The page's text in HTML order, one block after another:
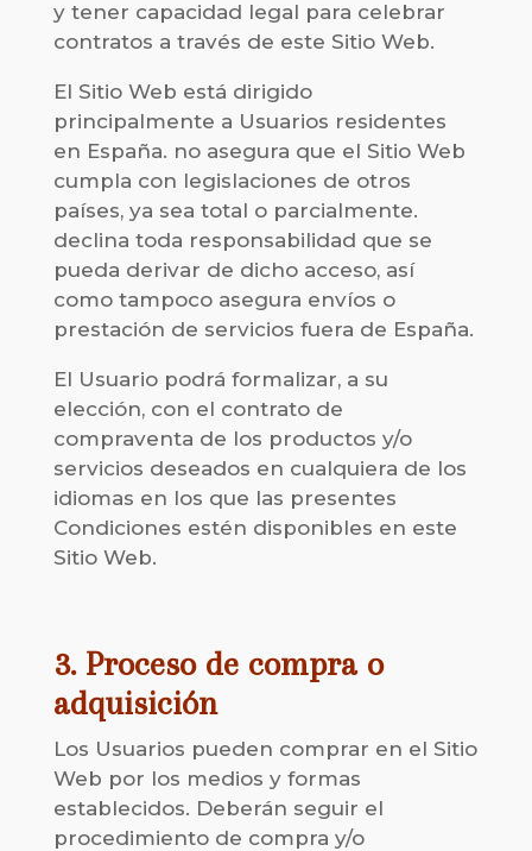
y tener capacidad legal para celebrar
contratos a través de este Sitio Web.
El Sitio Web está dirigido
principalmente a Usuarios residentes
en España. no asegura que el Sitio Web
cumpla con legislaciones de otros
países, ya sea total o parcialmente.
declina toda responsabilidad que se
pueda derivar de dicho acceso, así
como tampoco asegura envíos o
prestación de servicios fuera de España.
El Usuario podrá formalizar, a su
elección, con el contrato de
compraventa de los productos y/o
servicios deseados en cualquiera de los
idiomas en los que las presentes
Condiciones estén disponibles en este
Sitio Web.
3. Proceso de compra o
adquisición
Los Usuarios pueden comprar en el Sitio
Web por los medios y formas
establecidos. Deberán seguir el
procedimiento de compra y/o